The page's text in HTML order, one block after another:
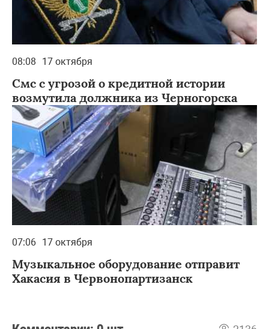
08:08 17 октября
Смс с угрозой о кредитной истории
возмутила должника из Черногорска
07:06 17 октября
Музыкальное оборудование отправит
Хакасия в Червонопартизанск